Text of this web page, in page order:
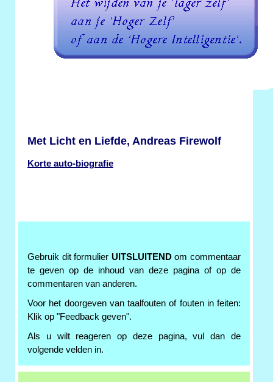
Met Licht en Liefde, Andreas Firewolf
Korte auto-biografie
Gebruik dit formulier UITSLUITENDom commentaar
te geven op de inhoud van deze pagina of op de
commentaren van anderen.
Voor het doorgeven van taalfouten of fouten in feiten:
Klik op "Feedback geven".
Als u wilt reageren op deze pagina, vul dan de
volgende velden in.